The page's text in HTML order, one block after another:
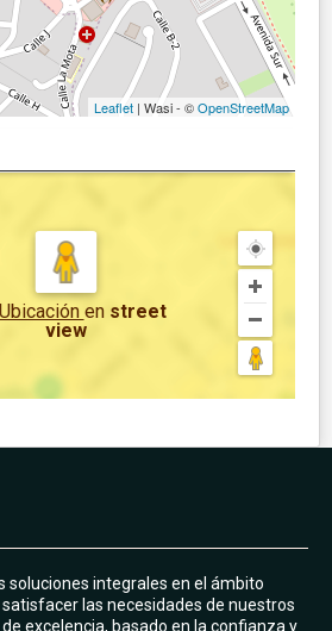
Leaflet | Wasi - ©OpenStreetMap
en street
view
soluciones integrales en el ámbito
las necesidades de nuestros
excelencia, basado en la confianza y